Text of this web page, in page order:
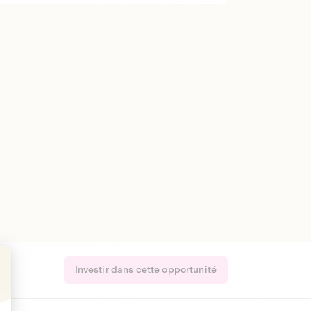
Investir dans cette opportunité
: Personnalisez vos Options